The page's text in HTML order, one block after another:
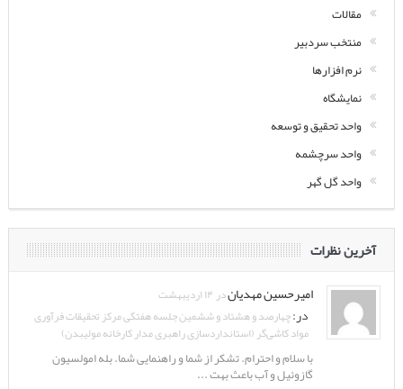
مقالات
منتخب سردبیر
نرم افزارها
نمایشگاه
واحد تحقیق و توسعه
واحد سرچشمه
واحد گل گهر
آخرین نظرات
امیرحسین مهدیاندر ۱۴ اردیبهشت
در:چهارصد و هشتاد و ششمین جلسه هفتگی مرکز تحقیقات فرآوری
مواد کاشی‌گر (استانداردسازی راهبری مدار کارخانه مولیبدن)
با سلام و احترام. تشکر از شما و راهنمایی شما. بله امولسیون
گازوئیل و آب باعث بهت ...